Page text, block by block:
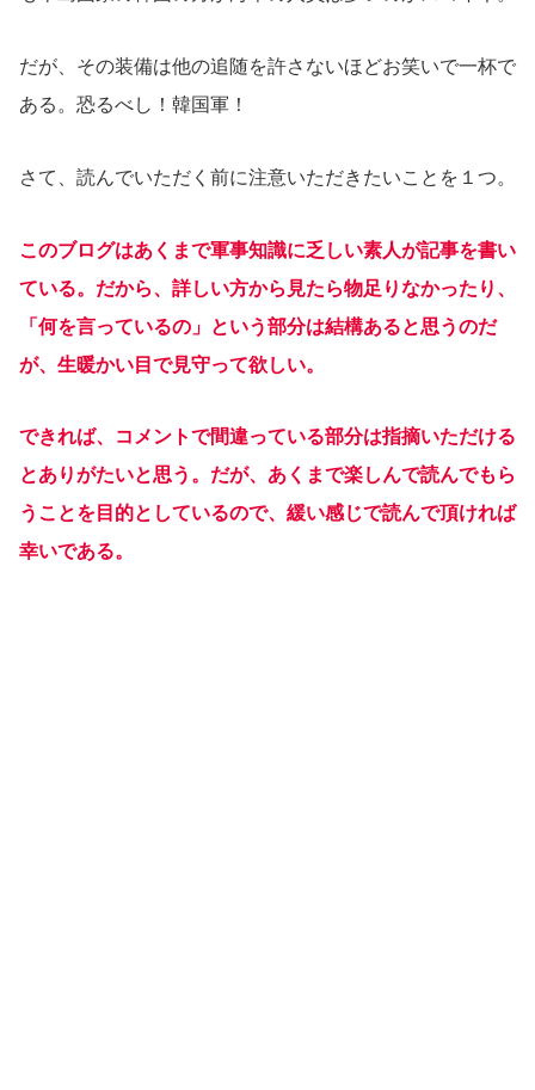
だが、その装備は他の追随を許さないほどお笑いで一杯で
ある。恐るべし！韓国軍！
さて、読んでいただく前に注意いただきたいことを１つ。
このブログはあくまで軍事知識に乏しい素人が記事を書い
ている。だから、詳しい方から見たら物足りなかったり、
「何を言っているの」という部分は結構あると思うのだ
が、生暖かい目で見守って欲しい。
できれば、コメントで間違っている部分は指摘いただける
とありがたいと思う。だが、あくまで楽しんで読んでもら
うことを目的としているので、緩い感じで読んで頂ければ
幸いである。